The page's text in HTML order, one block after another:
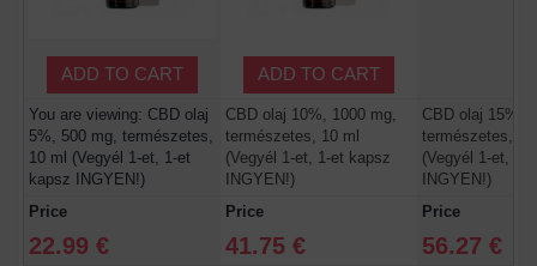
ADD TO CART ADD TO CART
You are viewing: CBD olaj
5%, 500 mg, természetes,
10 ml (Vegyél 1-et, 1-et
kapsz INGYEN!)
CBD olaj 10%, 1000 mg,
természetes, 10 ml
(Vegyél 1-et, 1-et kapsz
INGYEN!)
CBD olaj 15%,
természetes,
(Vegyél 1-et, 1-
INGYEN!)
Price
22.99 €
Price
41.75 €
Price
56.27 €